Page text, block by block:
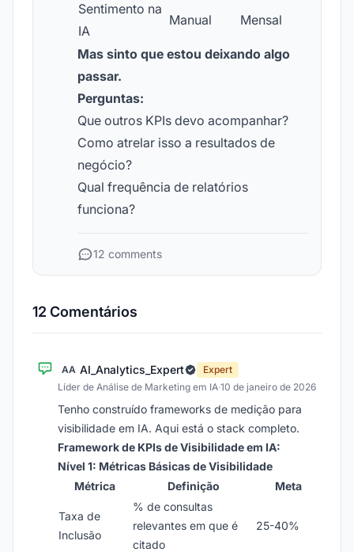
Sentimento na
IA
Manual Mensal
Mas sinto que estou deixando algo
passar.
Perguntas:
Que outros KPIs devo acompanhar?
Como atrelar isso a resultados de
negócio?
Qual frequência de relatórios
funciona?
12 comments
12 Comentários
AA AI_Analytics_Expert
Expert
Líder de Análise de Marketing em IA·10 de janeiro de 2026
Tenho construído frameworks de medição para
visibilidade em IA. Aqui está o stack completo.
Framework de KPIs de Visibilidade em IA:
Nível 1: Métricas Básicas de Visibilidade
Métrica
Definição Meta
Taxa de
Inclusão
% de consultas
relevantes em que é
citado
25-40%